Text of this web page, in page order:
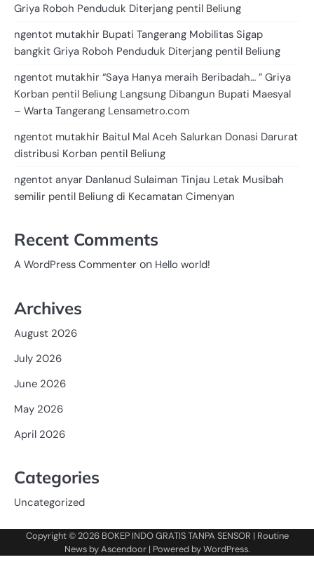
Griya Roboh Penduduk Diterjang pentil Beliung
ngentot mutakhir Bupati Tangerang Mobilitas Sigap
bangkit Griya Roboh Penduduk Diterjang pentil Beliung
ngentot mutakhir “Saya Hanya meraih Beribadah… ” Griya
Korban pentil Beliung Langsung Dibangun Bupati Maesyal
– Warta Tangerang Lensametro.com
ngentot mutakhir Baitul Mal Aceh Salurkan Donasi Darurat
distribusi Korban pentil Beliung
ngentot anyar Danlanud Sulaiman Tinjau Letak Musibah
semilir pentil Beliung di Kecamatan Cimenyan
Recent Comments
A WordPress Commenter on Hello world!
Archives
August 2026
July 2026
June 2026
May 2026
April 2026
Categories
Uncategorized
Copyright © 2026 BOKEP INDO GRATIS TANPA SENSOR | Routine
News byAscendoor| Powered byWordPress.